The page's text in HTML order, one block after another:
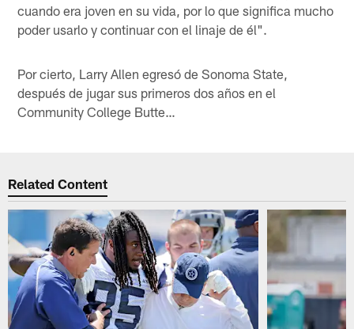
cuando era joven en su vida, por lo que significa mucho
poder usarlo y continuar con el linaje de él".
Por cierto, Larry Allen egresó de Sonoma State,
después de jugar sus primeros dos años en el
Community College Butte…
Related Content